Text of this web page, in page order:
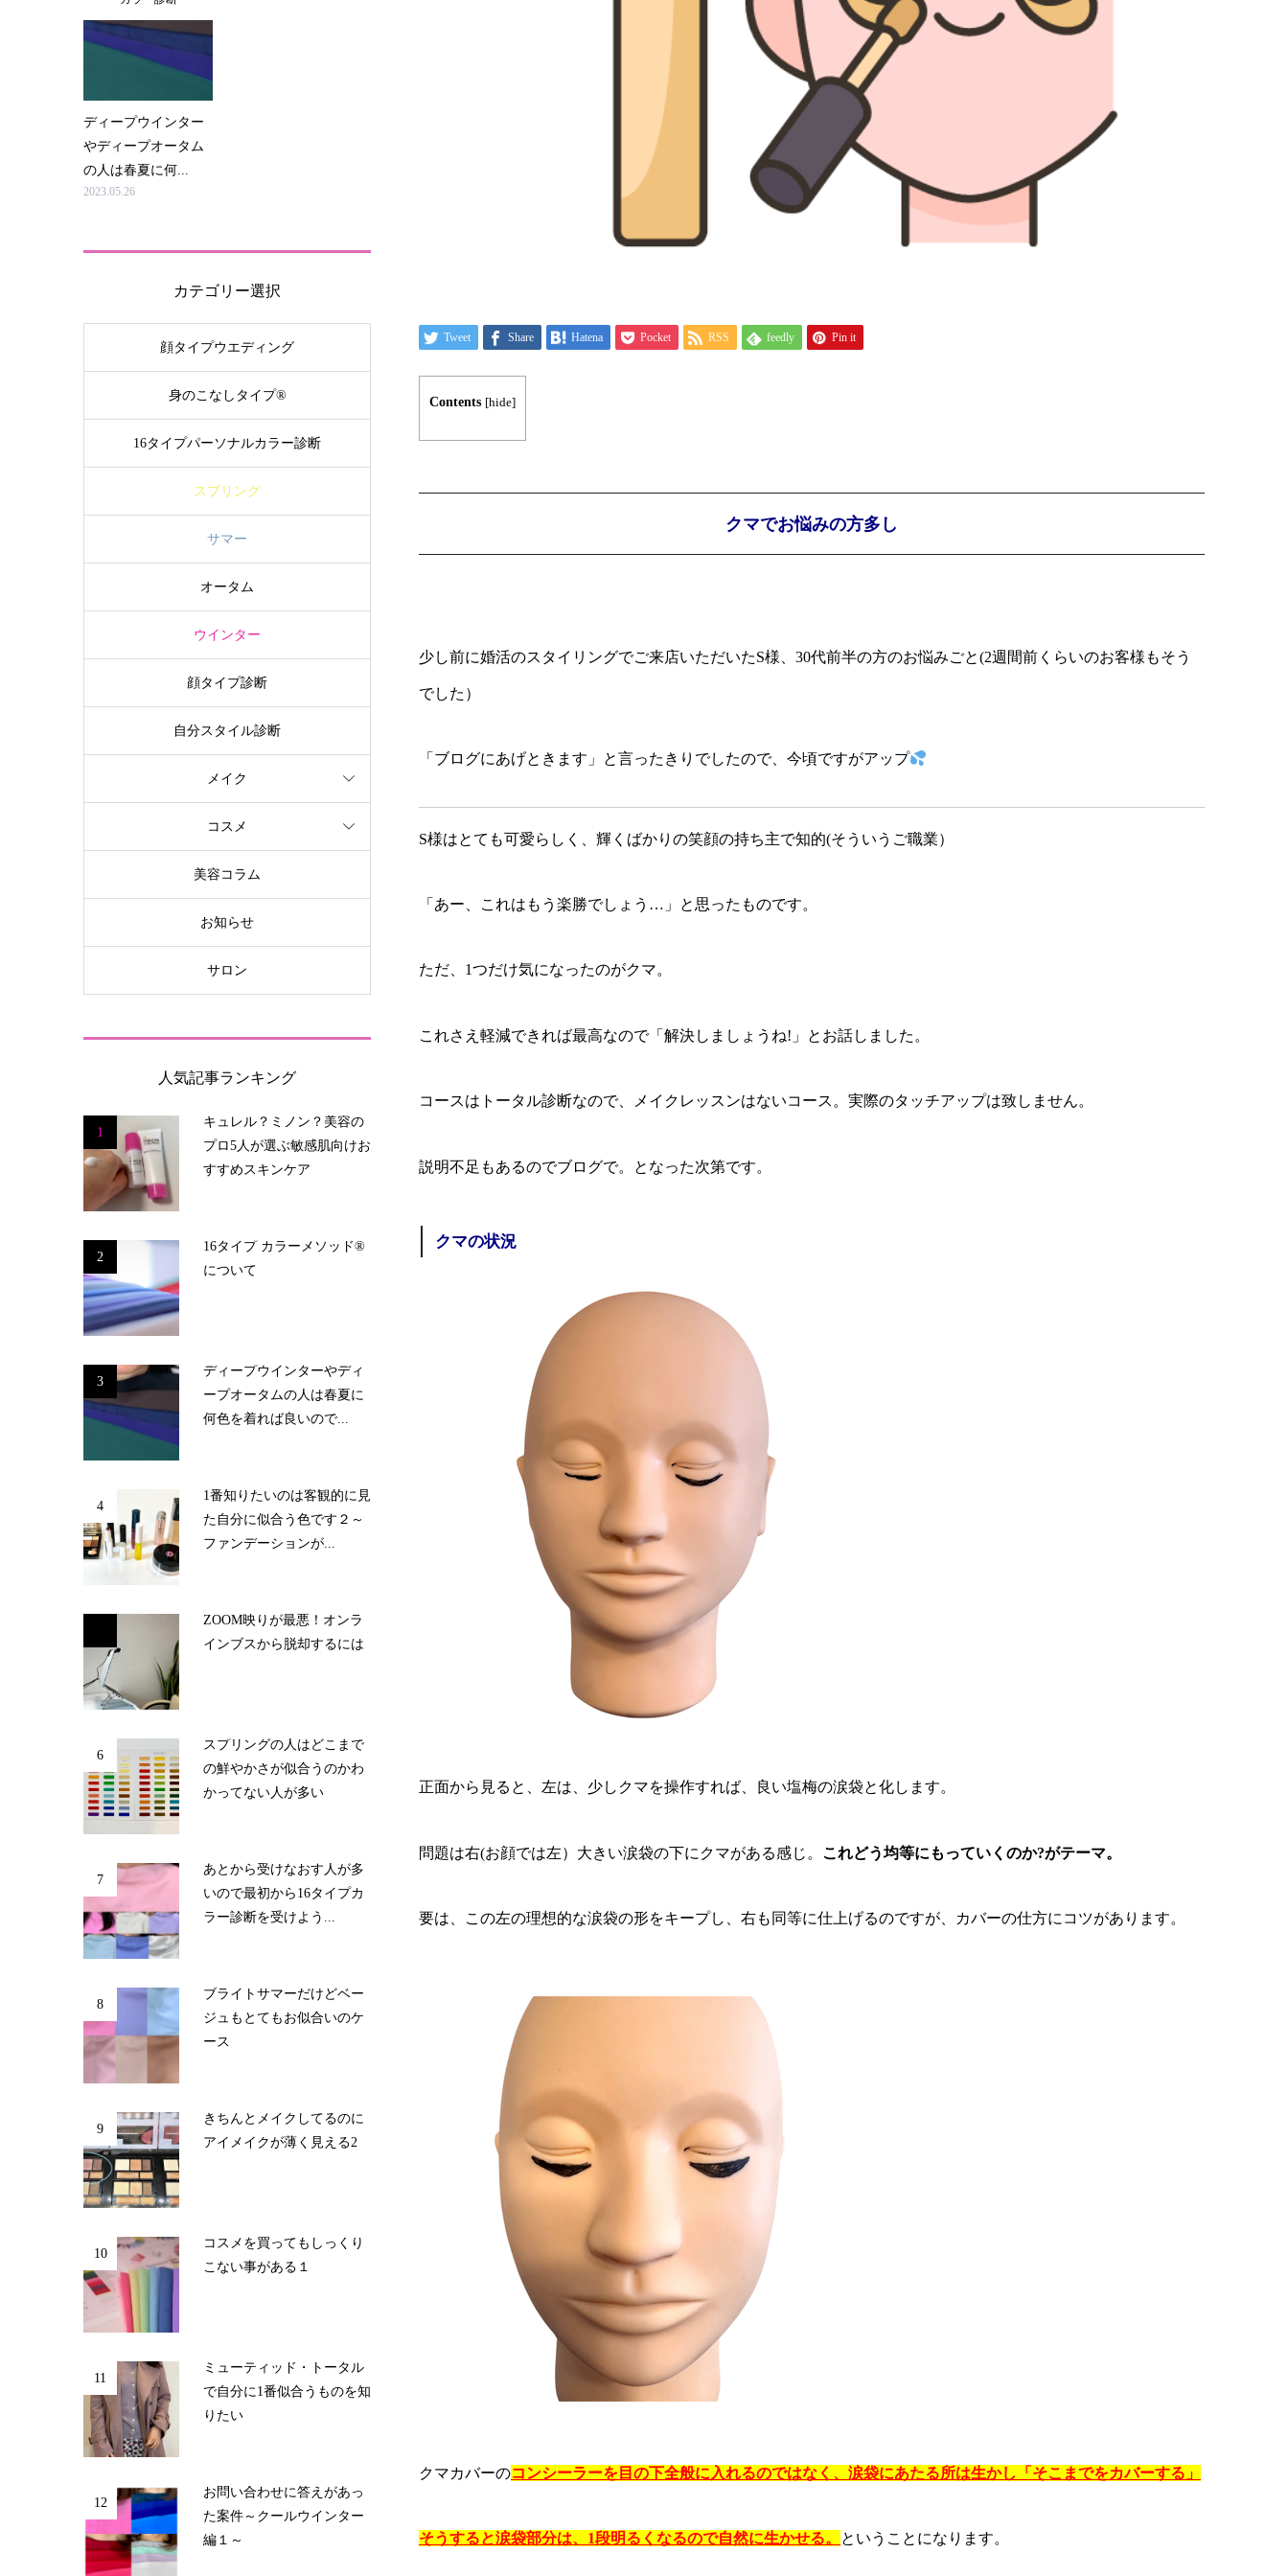
Tweet Share Hatena Pocket RSS feedly Pin it
Contents [hide]
クマでお悩みの方多し
少し前に婚活のスタイリングでご来店いただいたS様、30代前半の方のお悩みごと(2週間前くらいのお客様もそう
でした）
「ブログにあげときます」と言ったきりでしたので、今頃ですがアップ
S様はとても可愛らしく、輝くばかりの笑顔の持ち主で知的(そういうご職業）
「あー、これはもう楽勝でしょう…」と思ったものです。
ただ、1つだけ気になったのがクマ。
これさえ軽減できれば最高なので「解決しましょうね!」とお話しました。
コースはトータル診断なので、メイクレッスンはないコース。実際のタッチアップは致しません。
説明不足もあるのでブログで。となった次第です。
クマの状況
正面から見ると、左は、少しクマを操作すれば、良い塩梅の涙袋と化します。
問題は右(お顔では左）大きい涙袋の下にクマがある感じ。 これどう均等にもっていくのか?がテーマ。
要は、この左の理想的な涙袋の形をキープし、右も同等に仕上げるのですが、カバーの仕方にコツがあります。
クマカバーのコンシーラーを目の下全般に入れるのではなく、涙袋にあたる所は生かし「そこまでをカバーする」
そうすると涙袋部分は、1段明るくなるので自然に生かせる。 ということになります。
ディープウインター
やディープオータム
の人は春夏に何...
2023.05.26
カテゴリー選択
顔タイプウエディング
身のこなしタイプ®
16タイプパーソナルカラー診断
スプリング
サマー
オータム
ウインター
顔タイプ診断
自分スタイル診断
メイク
コスメ
美容コラム
お知らせ
サロン
人気記事ランキング
1
キュレル？ミノン？美容の
プロ5人が選ぶ敏感肌向けお
すすめスキンケア
2
16タイプ カラーメソッド®
について
3
ディープウインターやディ
ープオータムの人は春夏に
何色を着れば良いので...
4
1番知りたいのは客観的に見
た自分に似合う色です２～
ファンデーションが...
ZOOM映りが最悪！オンラ
インブスから脱却するには
6
スプリングの人はどこまで
の鮮やかさが似合うのかわ
かってない人が多い
7
あとから受けなおす人が多
いので最初から16タイプカ
ラー診断を受けよう...
8
ブライトサマーだけどベー
ジュもとてもお似合いのケ
ース
9
きちんとメイクしてるのに
アイメイクが薄く見える2
10
コスメを買ってもしっくり
こない事がある１
11
ミューティッド・トータル
で自分に1番似合うものを知
りたい
12
お問い合わせに答えがあっ
た案件～クールウインター
編１～